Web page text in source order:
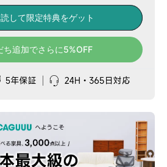
して限定特典をゲット
ち追加でさらに5%OFF